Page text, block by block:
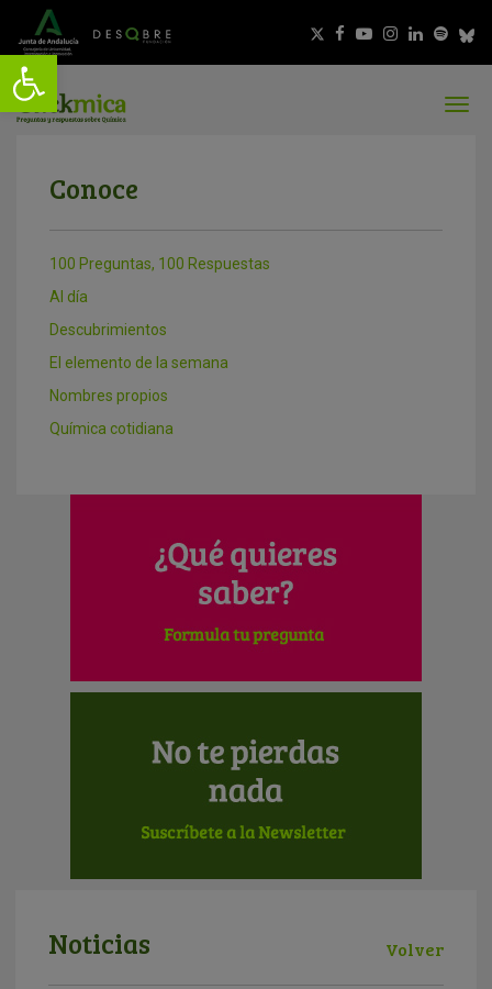
Conoce
100 Preguntas, 100 Respuestas
Al día
Descubrimientos
El elemento de la semana
Nombres propios
Química cotidiana
Noticias Volver